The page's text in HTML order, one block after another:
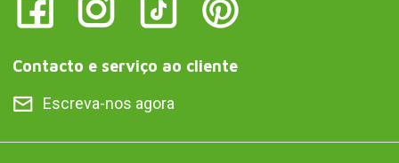
Contacto e serviço ao cliente
Escreva-nos agora